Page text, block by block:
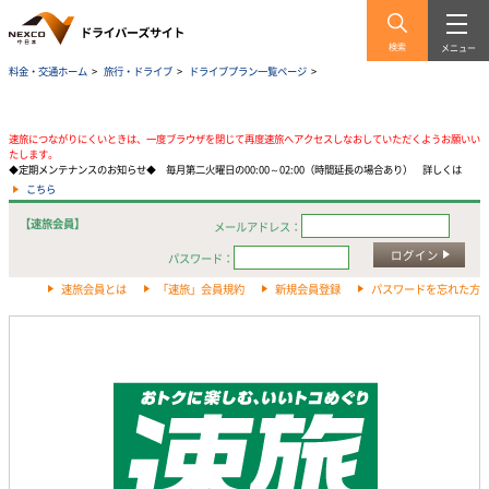
検索 メニュー
料金・交通ホーム > 旅行・ドライブ > ドライブプラン一覧ページ >
速旅につながりにくいときは、一度ブラウザを閉じて再度速旅へアクセスしなおしていただくようお願いい
たします。
◆定期メンテナンスのお知らせ◆ 毎月第二火曜日の00:00～02:00（時間延長の場合あり） 詳しくは
こちら
【速旅会員】
メールアドレス：
パスワード：
ログイン
速旅会員とは 「速旅」会員規約 新規会員登録 パスワードを忘れた方